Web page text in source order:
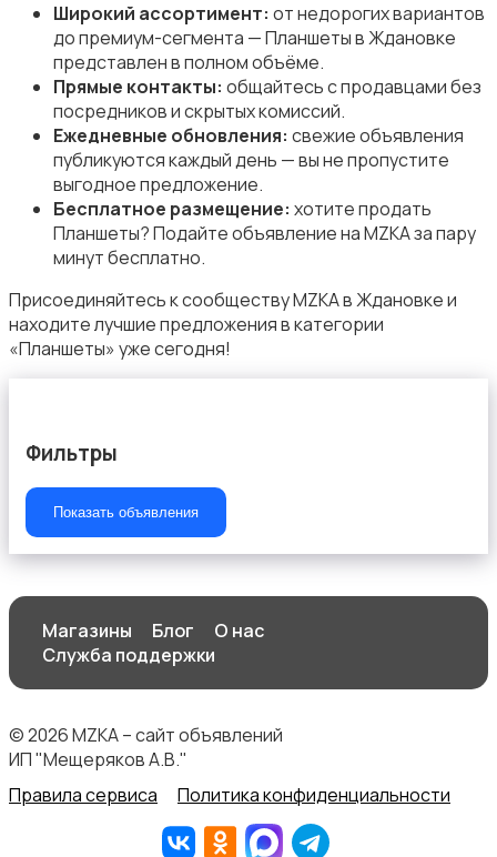
Широкий ассортимент: от недорогих вариантов
до премиум-сегмента — Планшеты в Ждановке
представлен в полном объёме.
Прямые контакты: общайтесь с продавцами без
посредников и скрытых комиссий.
Ежедневные обновления: свежие объявления
публикуются каждый день — вы не пропустите
выгодное предложение.
Бесплатное размещение: хотите продать
Планшеты? Подайте объявление на MZKA за пару
минут бесплатно.
Присоединяйтесь к сообществу MZKA в Ждановке и
находите лучшие предложения в категории
«Планшеты» уже сегодня!
Фильтры
Показать объявления
Магазины Блог
О нас
Служба поддержки
© 2026 MZKA – сайт объявлений
ИП "Мещеряков А.В."
Правила сервиса
Политика конфиденциальности